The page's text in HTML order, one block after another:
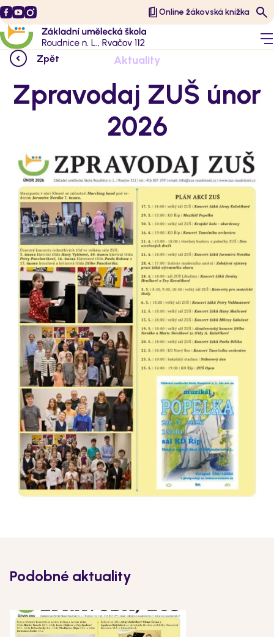
Online žákovská knížka
Zpět Aktuality
Zpravodaj ZUŠ únor
2026
Podobné aktuality